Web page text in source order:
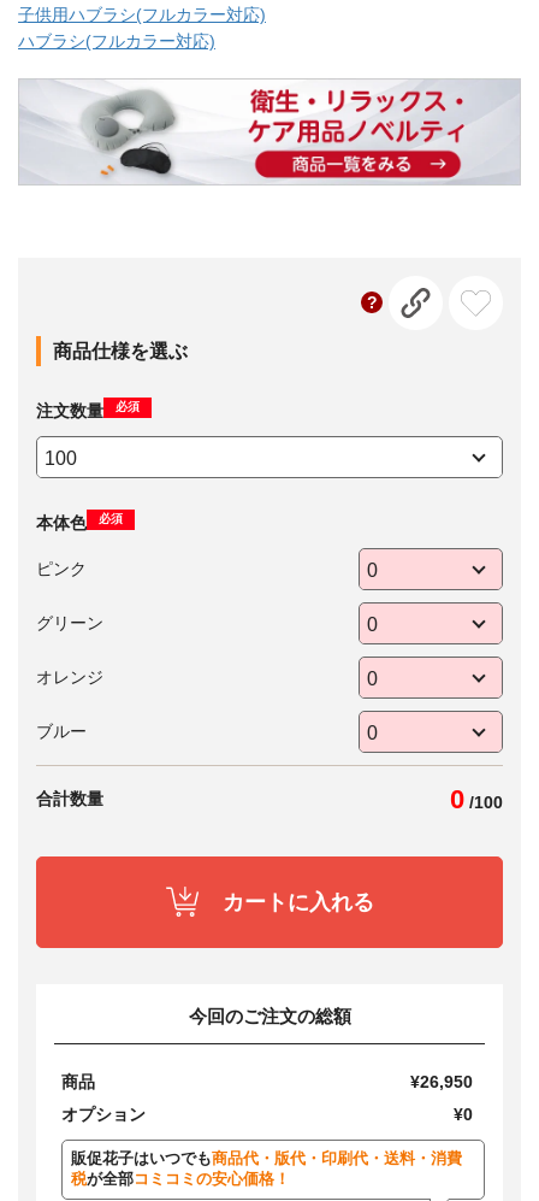
子供用ハブラシ(フルカラー対応)
ハブラシ(フルカラー対応)
商品仕様を選ぶ
注文数量 必須
本体色 必須
ピンク
グリーン
オレンジ
ブルー
合計数量 0 /100
カートに入れる
今回のご注文の総額
商品
¥26,950
オプション
¥0
販促花子はいつでも商品代・版代・印刷代・送料・消費
税が全部コミコミの安心価格！